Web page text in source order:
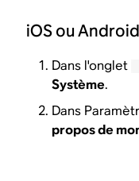
iOS ou Android
Dans l'onglet
Système.
Dans
propos de